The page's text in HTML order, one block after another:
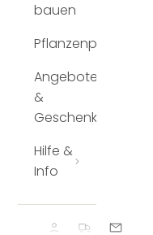
bauen
Pflanzenpflege
Angebote
&
Geschenke
Hilfe &
Info